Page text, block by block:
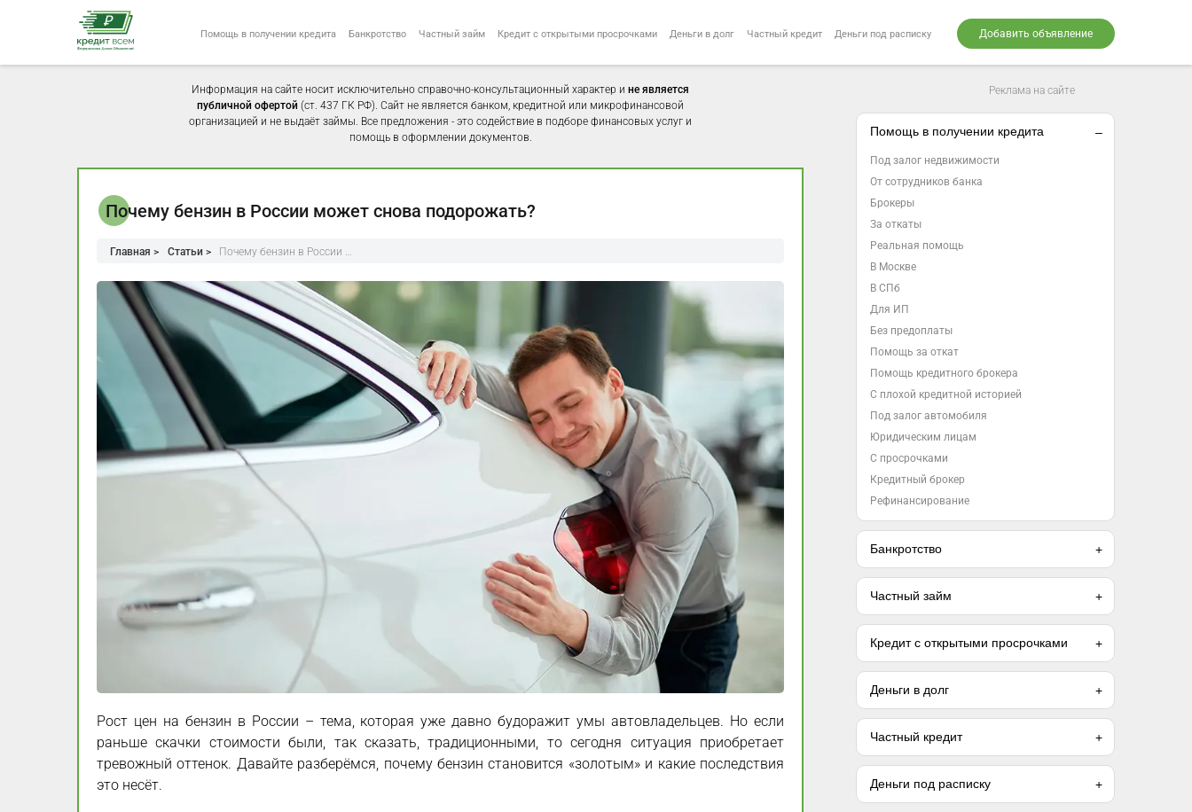
Помощь в получении кредита Банкротство Частный займ Кредит с открытыми просрочками Деньги в долг Частный кредит Деньги под расписку Добавить объявление
Информация на сайте носит исключительно справочно-консультационный характер и не является
публичной офертой (ст. 437 ГК РФ). Сайт не является банком, кредитной или микрофинансовой
организацией и не выдаёт займы. Все предложения - это содействие в подборе финансовых услуг и
помощь в оформлении документов.
Почему бензин в России может снова подорожать?
Главная > Статьи > Почему бензин в России …
Рост цен на бензин в России – тема, которая уже давно будоражит умы автовладельцев. Но если
раньше скачки стоимости были, так сказать, традиционными, то сегодня ситуация приобретает
тревожный оттенок. Давайте разберёмся, почему бензин становится «золотым» и какие последствия
это несёт.
Реклама на сайте
Помощь в получении кредита
Под залог недвижимости
От сотрудников банка
Брокеры
За откаты
Реальная помощь
В Москве
В СПб
Для ИП
Без предоплаты
Помощь за откат
Помощь кредитного брокера
С плохой кредитной историей
Под залог автомобиля
Юридическим лицам
С просрочками
Кредитный брокер
Рефинансирование
Банкротство
Частный займ
Кредит с открытыми просрочками
Деньги в долг
Частный кредит
Деньги под расписку